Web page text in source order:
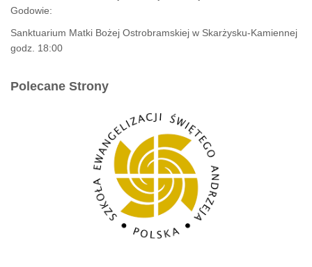
Godowie:
Sanktuarium Matki Bożej Ostrobramskiej w Skarżysku-Kamiennej
godz. 18:00
Polecane Strony